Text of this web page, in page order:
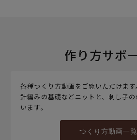
作り方サポ
各種つくり方動画をご覧いただけま
針編みの基礎などニットと、刺し子
います。
つくり方動画一覧